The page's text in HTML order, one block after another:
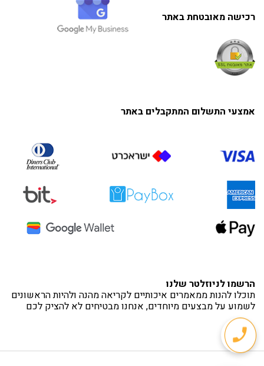
רכישה מאובטחת באתר
אמצעי התשלום המתקבלים באתר
הרשמו לניוזלטר שלנו
תוכלו להנות ממאמרים איכותיים לקריאה מהנה ולהיות הראשונים
לשמוע על מבצעים מיוחדים, אנחנו מבטיחים לא להציק לכם